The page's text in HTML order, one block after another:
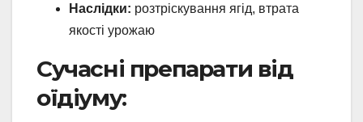
Наслідки: розтріскування ягід, втрата
якості урожаю
Сучасні препарати від
оїдіуму: